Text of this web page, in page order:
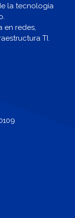
la tecnología
redes,
TI.